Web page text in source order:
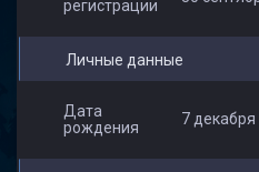
регистрации
Личные данные
Дата
рождения
7 декабря